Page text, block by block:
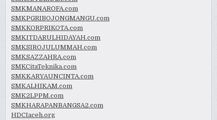
SMKMANAROFA.com
SMKPGRIBOJONGMANGU.com
SMKKORPRIKOTA.com
SMKITDARULHIDAYAH.com
SMKSIROJULUMMAH.com
SMKSAZZAHRA.com
SMKCitaTeknika.com
SMKKARYAUNCINTA.com
SMKALHIKAM.com
SMK2LPPM.com
SMKHARAPANBANGSA2.com
HDCIaceh.org